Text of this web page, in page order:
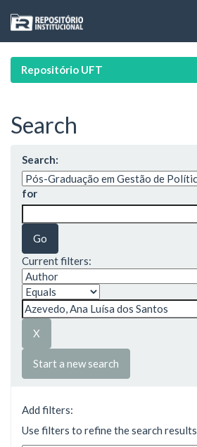
navigation
Repositório UFT
Search
Search:
for
Current filters:
Start a new search
Add filters:
Use filters to refine the search results.